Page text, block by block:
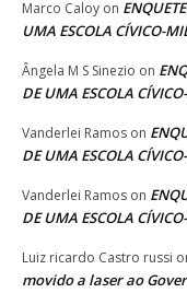
Marco Caloy on
UMA ESCOLA CÍVICO-
Ângela M S Sinezio on
DE UMA ESCOLA
Vanderlei Ramos on
DE UMA ESCOLA
Vanderlei Ramos on
DE UMA ESCOLA
Luiz ricardo Castro russi
movido a laser ao